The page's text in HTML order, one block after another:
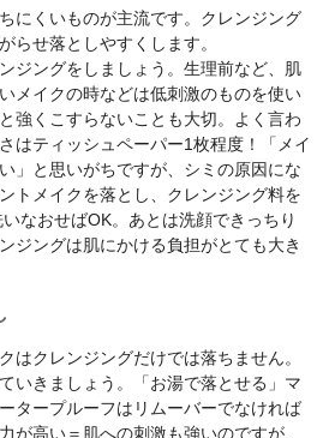
にくいものが主流です。クレンジング
らせ落としやすくします。
ジングをしましょう。生理前など、肌
メイクの時などは低刺激のものを使い
強くこすらないことも大切。よく言わ
はティッシュペーパー1枚程度！「メイ
」と思いがちですが、シミの原因にな
トメイクを落とし、クレンジング料を
なおせばOK。あとは洗顔できっちり
ジングは肌にかける負担がとても大き
はクレンジングだけでは落ちません。
いきましょう。「お湯で落とせる」マ
タープルーフはリムーバーでなければ
が高い＝肌への刺激も強いのですが、